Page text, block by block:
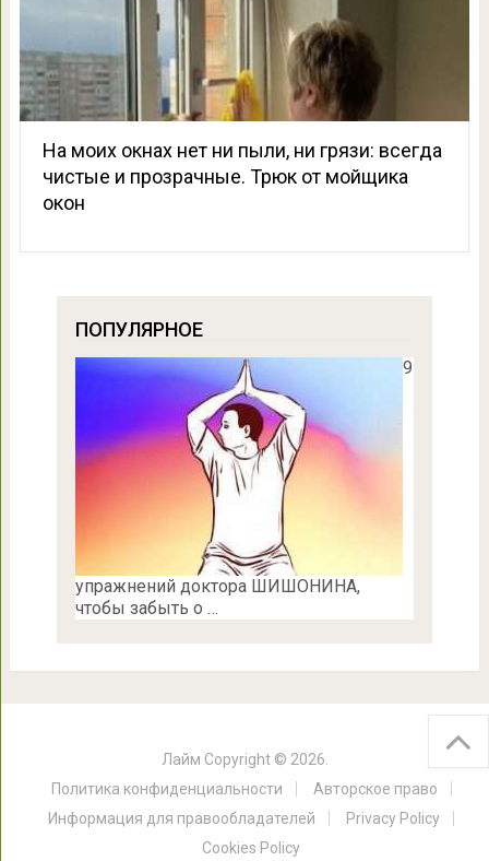
На моих окнах нет ни пыли, ни грязи: всегда
чистые и прозрачные. Трюк от мойщика
окон
ПОПУЛЯРНОЕ
9
упражнений доктора ШИШОНИНА,
чтобы забыть о …
Лайм Copyright © 2026.
Политика конфиденциальности
Авторское право
Информация для правообладателей
Privacy Policy
Cookies Policy